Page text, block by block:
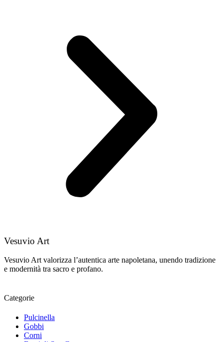
Vesuvio Art
Vesuvio Art valorizza l’autentica arte napoletana, unendo tradizione
e modernità tra sacro e profano.
Categorie
Pulcinella
Gobbi
Corni